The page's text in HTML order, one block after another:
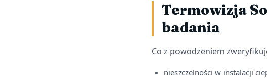
Termowizja
badania
Co z powodzeniem
nieszczelności w instalacji